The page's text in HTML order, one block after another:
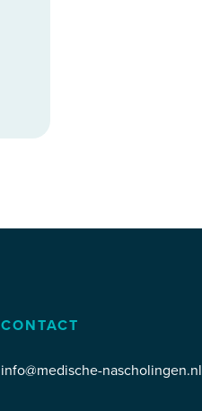
CONTACT
info@medische-nascholingen.nl